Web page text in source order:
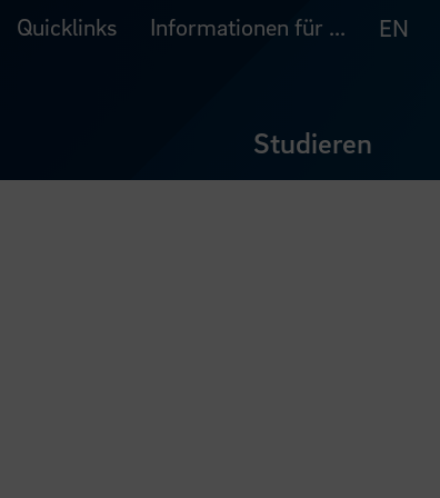
Quicklinks Informationen für ... EN
Studieren